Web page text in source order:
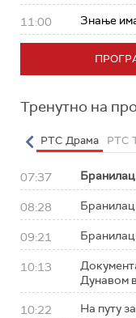
11:00 Знање
Тренутно на
РТС Драма РТС
07:37
08:28
09:21
10:13
Дунавом
10:22 На путу